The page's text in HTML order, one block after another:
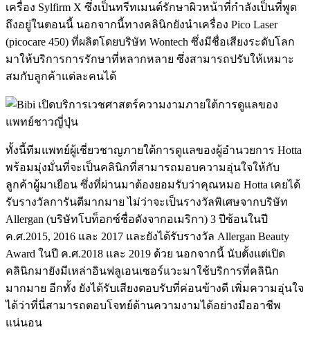
เครื่อง Sylfirm X ซึ่งเป็นทรีทเมนต์รักษาผิวหน้าที่กำลังเป็นที่พูด
ถึงอยู่ในตอนนี้ นอกจากนี้ทางคลินิกยังนำเครื่อง Pico Laser
(picocare 450) ที่ผลิตโดยบริษัท Wontech ซึ่งมีชื่อเสียงระดับโลก
มาให้บริการการรักษาที่หลากหลาย ซึ่งสามารถปรับให้เหมาะ
สมกับลูกค้าแต่ละคนได้
ทั้งนี้ทีมแพทย์ผู้เชี่ยวชาญภายใต้การดูแลของผู้อำนวยการ Hotta
พร้อมมุ่งมั่นที่จะเป็นคลินิกที่สามารถมอบความอุ่นใจให้กับ
ลูกค้าผู้มาเยือน ซึ่งที่ผ่านมาต้องยอมรับว่าคุณหมอ Hotta เคยได้
รับรางวัลการันตีมากมาย ไม่ว่าจะเป็นรางวัลพิเศษจากบริษัท
Allergan (บริษัทโบท็อกซ์ชื่อดังจากอเมริกา) 3 ปีซ้อนในปี
ค.ศ.2015, 2016 และ 2017 และยังได้รับรางวัล Allergan Beauty
Award ในปี ค.ศ.2018 และ 2019 ด้วย นอกจากนี้ นับตั้งแต่เปิด
คลินิกมายังมีเหล่าอินฟลูเอนเซอร์แวะมาใช้บริการที่คลินิก
มากมาย อีกทั้ง ยังได้รับเสียงตอบรับที่ค่อนข้างดี เพิ่มความอุ่นใจ
ได้ว่าที่นี่สามารถตอบโจทย์ด้านความงามได้อย่างมืออาชีพ
แน่นอน